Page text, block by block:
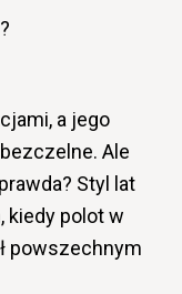
a jego
Ale
Styl lat
kiedy polot w
powszechnym